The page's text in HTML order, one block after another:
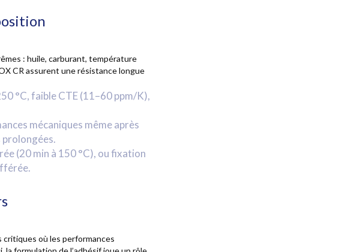
: huile, carburant, température
CR assurent une résistance longue
°C, faible CTE (11–60 ppm/K),
mécaniques même après
(20 min à 150 °C), ou fixation
où les performances